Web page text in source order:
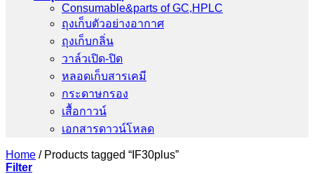
Consumable&parts of GC,HPLC
ถุงเก็บตัวอย่างอากาศ
ถุงเก็บกลิ่น
วาล์วเปิด-ปิด
หลอดเก็บสารเคมี
กระดาษกรอง
เสื้อกาวน์
เอกสารดาวน์โหลด
Home /Products tagged “IF30plus”
Filter